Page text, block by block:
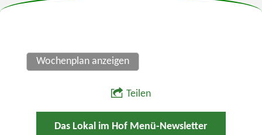
Wochenplan anzeigen
Teilen
Das Lokal im Hof Menü-Newsletter